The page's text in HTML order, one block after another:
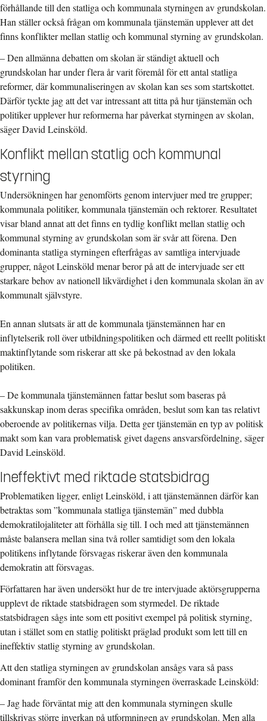
förhållande till den statliga och kommunala styrningen av grundskolan.
Han ställer också frågan om kommunala tjänstemän upplever att det
finns konflikter mellan statlig och kommunal styrning av grundskolan.
– Den allmänna debatten om skolan är ständigt aktuell och
grundskolan har under flera år varit föremål för ett antal statliga
reformer, där kommunaliseringen av skolan kan ses som startskottet.
Därför tyckte jag att det var intressant att titta på hur tjänstemän och
politiker upplever hur reformerna har påverkat styrningen av skolan,
säger David Leinsköld.
Konflikt mellan statlig och kommunal
styrning
Undersökningen har genomförts genom intervjuer med tre grupper;
kommunala politiker, kommunala tjänstemän och rektorer. Resultatet
visar bland annat att det finns en tydlig konflikt mellan statlig och
kommunal styrning av grundskolan som är svår att förena. Den
dominanta statliga styrningen efterfrågas av samtliga intervjuade
grupper, något Leinsköld menar beror på att de intervjuade ser ett
starkare behov av nationell likvärdighet i den kommunala skolan än av
kommunalt självstyre.
En annan slutsats är att de kommunala tjänstemännen har en
inflytelserik roll över utbildningspolitiken och därmed ett reellt politiskt
maktinflytande som riskerar att ske på bekostnad av den lokala
politiken.
– De kommunala tjänstemännen fattar beslut som baseras på
sakkunskap inom deras specifika områden, beslut som kan tas relativt
oberoende av politikernas vilja. Detta ger tjänstemän en typ av politisk
makt som kan vara problematisk givet dagens ansvarsfördelning, säger
David Leinsköld.
Ineffektivt med riktade statsbidrag
Problematiken ligger, enligt Leinsköld, i att tjänstemännen därför kan
betraktas som ”kommunala statliga tjänstemän” med dubbla
demokratilojaliteter att förhålla sig till. I och med att tjänstemännen
måste balansera mellan sina två roller samtidigt som den lokala
politikens inflytande försvagas riskerar även den kommunala
demokratin att försvagas.
Författaren har även undersökt hur de tre intervjuade aktörsgrupperna
upplevt de riktade statsbidragen som styrmedel. De riktade
statsbidragen sågs inte som ett positivt exempel på politisk styrning,
utan i stället som en statlig politiskt präglad produkt som lett till en
ineffektiv statlig styrning av grundskolan.
Att den statliga styrningen av grundskolan ansågs vara så pass
dominant framför den kommunala styrningen överraskade Leinsköld:
– Jag hade förväntat mig att den kommunala styrningen skulle
tillskrivas större inverkan på utformningen av grundskolan. Men alla